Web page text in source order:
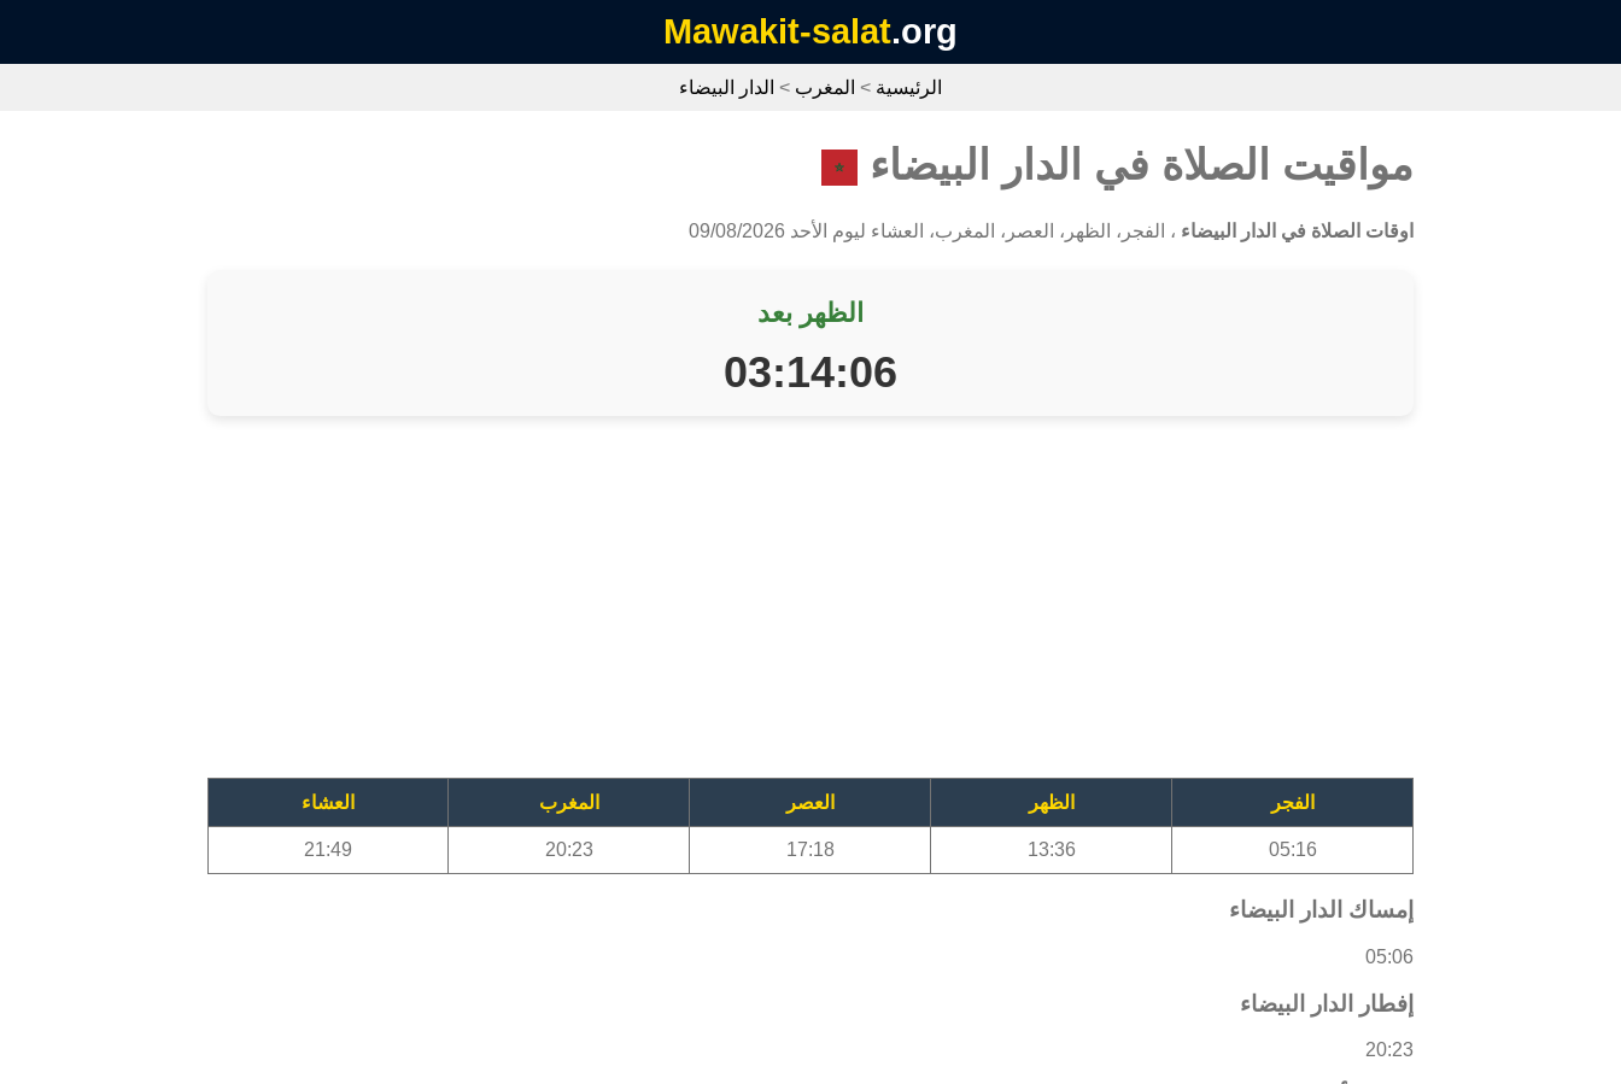
Mawakit-salat.org
الرئيسية > المغرب > الدار البيضاء
مواقيت الصلاة في الدار البيضاء
اوقات الصلاة في الدار البيضاء ، الفجر، الظهر، العصر، المغرب، العشاء ليوم الأحد 09/08/2026
الظهر بعد
03:14:05
الفجر الظهر العصر المغرب العشاء
05:16
13:36
17:18
20:23
21:49
إمساك الدار البيضاء
05:06
إفطار الدار البيضاء
20:23